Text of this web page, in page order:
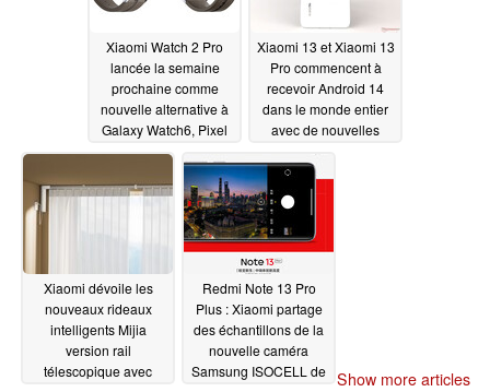
Xiaomi Watch 2 Pro
lancée la semaine
prochaine comme
nouvelle alternative à
Galaxy Watch6, Pixel
Watch 2 et TicWatch
09/21/2023
Xiaomi 13 et Xiaomi 13
Pro commencent à
recevoir Android 14
dans le monde entier
avec de nouvelles
mises à jour MIUI 14
Stable Beta
Xiaomi dévoile les
nouveaux rideaux
intelligents Mijia
version rail
télescopique avec
Redmi Note 13 Pro
Plus : Xiaomi partage
des échantillons de la
nouvelle caméra
Samsung ISOCELL de Show more articles